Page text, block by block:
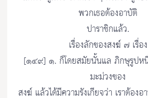
พวกเธอต้องอาบัติ
ปาราชิกแล้ว.
เรื่องลักของสงฆ์ ๗ เรื่อง
[๑๔๙] ๑. ก็โดยสมัยนั้นแล ภิกษุรูปห
มะม่วงของ
สงฆ์ แล้วได้มีความรังเกียจว่า เราต้อง